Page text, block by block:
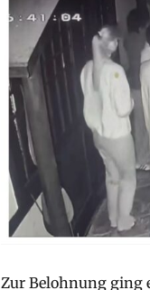
Zur Belohnung ging